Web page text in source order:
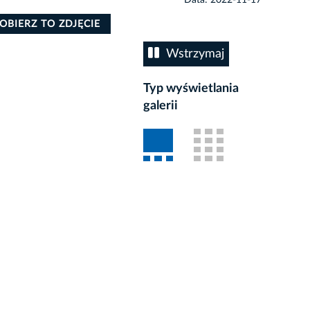
Wstrzymaj
Typ wyświetlania
galerii
TO ZDJĘCIE